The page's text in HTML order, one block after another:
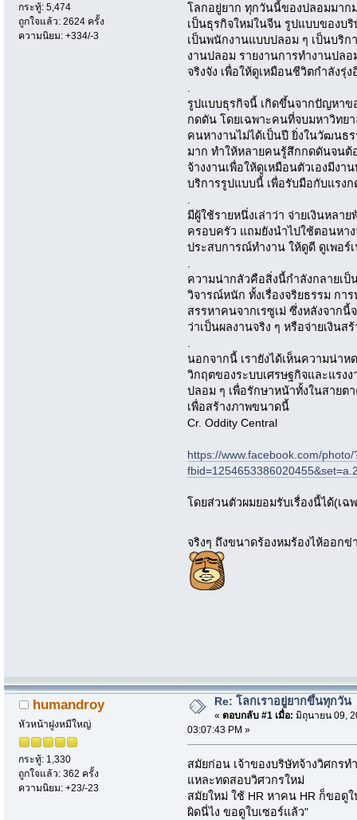
กระทู้: 5,474
ถูกใจแล้ว: 2624 ครั้ง
ความนิยม: +334/-3
โลกอยู่ยาก ทุกวันนี้ของปลอมมาก
เป็นธุรกิจใหม่ในจีน รูปแบบของบ
เป็นพนักงานแบบปลอม ๆ เป็นบริก
งานปลอม รายงานการทำงานปล
จริงจัง เพื่อให้ดูเหมือนชีวิตกำลังรุ่ง
รูปแบบธุรกิจนี้ เกิดขึ้นจากปัญหาข
กดดัน โดยเฉพาะคนที่จบมหาวิทย
คนหางานไม่ได้เป็นปี ยิ่งในวัฒน
มาก ทำให้หลายคนรู้สึกกดดันจนต้
จ้างงานเพื่อให้ดูเหมือนตัวเองมีง
บริการรูปแบบนี้ เพื่อรับมือกับแรง
มีผู้ใช้รายหนึ่งเล่าว่า จ่ายเงินหลา
ครอบครัว แถมยังนำไปใช้ตอนหาง
ประสบการณ์ทำงาน ให้ดูดี ดูเพอร์
ความน่ากลัวคือสิ่งนี้กำลังกลายเป็
วิจารณ์หนัก ทั้งเรื่องจริยธรรม กา
สรรหาคนจากเรซูเม่ ซึ่งหลังจาก
ว่าเป็นผลงานจริง ๆ หรือจ่ายเงินส
นอกจากนี้ เรายังได้เห็นความน่า
วิกฤตของระบบเศรษฐกิจและแรง
ปลอม ๆ เพื่อรักษาหน้าทั้งในสายต
เพื่อสร้างภาพขนาดนี้
Cr. Oddity Central
https://www.facebook.com/photo/
โดยส่วนตัวผมยอมรับเรื่องนี้ได้(เ
จริงๆ ถึงขนาดร้องหมร้องไห้ออก
humandroy
หัวหน้าฝูงหมีใหญ่
กระทู้: 1,330
ถูกใจแล้ว: 362 ครั้ง
ความนิยม: +23/-23
Re: โลกเราอยู่ยากขึ้นทุกวัน
« ตอบกลับ #1 เมื่อ: มิถุนายน 09,
03:07:43 PM »
สมัยก่อน เจ้าของบริษัทจ้างวิศกร
แหละทดสอบวิศวกรใหม่
สมัยใหม่ ใช้ HR หาคน HR ก็ขอดู
ผิดนี่ไง ขอดูใบเซอร์แล้ว"